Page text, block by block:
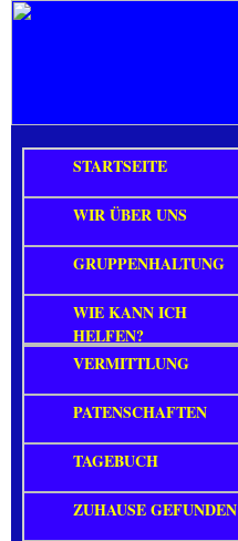
STARTSEITE
WIR ÜBER UNS
GRUPPENHALTUNG
WIE KANN ICH
HELFEN?
VERMITTLUNG
PATENSCHAFTEN
TAGEBUCH
ZUHAUSE GEFUNDEN